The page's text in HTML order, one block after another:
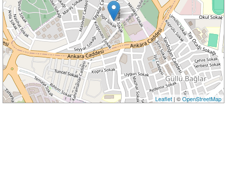
Leaflet| ©OpenStreetMap